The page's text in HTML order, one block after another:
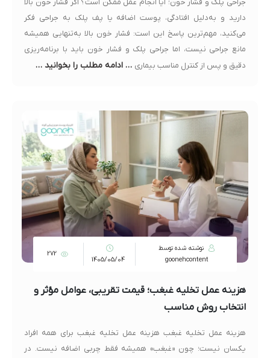
دارید و به‌دلیل افتادگی، پوست اضافه یا پف پلک به جراحی فکر
می‌کنید، مهم‌ترین پاسخ این است: فشار خون بالا به‌تنهایی همیشه
مانع جراحی نیست، اما جراحی پلک و فشار خون باید با برنامه‌ریزی
دقیق و پس از کنترل مناسب بیماری … ادامه مطلب را بخوانید …
نوشته شده توسط
goonehcontent
1405/05/04
272
هزینه عمل تخلیه غبغب؛ قیمت تقریبی، عوامل مؤثر و
انتخاب روش مناسب
هزینه عمل تخلیه غبغب هزینه عمل تخلیه غبغب برای همه افراد
یکسان نیست؛ چون «غبغب» همیشه فقط چربی اضافه نیست. در